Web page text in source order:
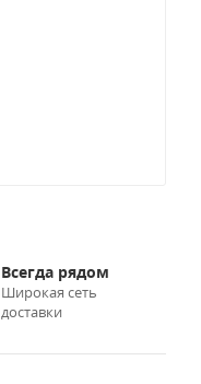
Всегда рядом
Широкая сеть
доставки